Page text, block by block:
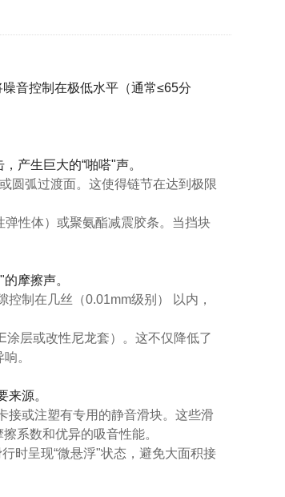
音控制在极低水平（通常≤65分
产生巨大的“啪嗒"声。
圆弧过渡面。这使得链节在达到极限
性体）或聚氨酯减震胶条。当挡块
摩擦声。
控制在 几丝（0.01mm级别）
以内，
层或改性尼龙套）
。这不仅降低了
。
源。
接或注塑有专用的静音滑块。这些滑
系数和优异的吸音性能。
行时呈现“微悬浮"状态，避免大面积接